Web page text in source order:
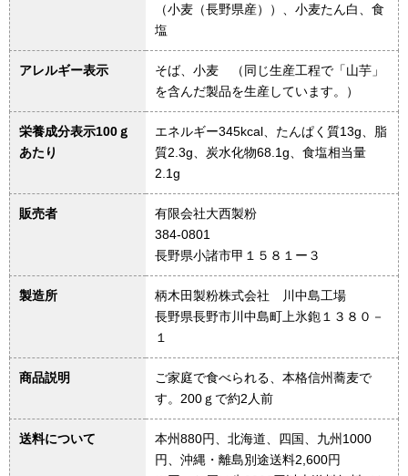
（小麦（長野県産））、小麦たん白、食
塩
アレルギー表示
そば、小麦 （同じ生産工程で「山芋」
を含んだ製品を生産しています。）
栄養成分表示100ｇ
あたり
エネルギー345kcal、たんぱく質13g、脂
質2.3g、炭水化物68.1g、食塩相当量
2.1g
販売者
有限会社大西製粉
384-0801
長野県小諸市甲１５８１ー３
製造所
柄木田製粉株式会社 川中島工場
長野県長野市川中島町上氷鉋１３８０－
１
商品説明
ご家庭で食べられる、本格信州蕎麦で
す。200ｇで約2人前
送料について
本州880円、北海道、四国、九州1000
円、沖縄・離島別途送料2,600円